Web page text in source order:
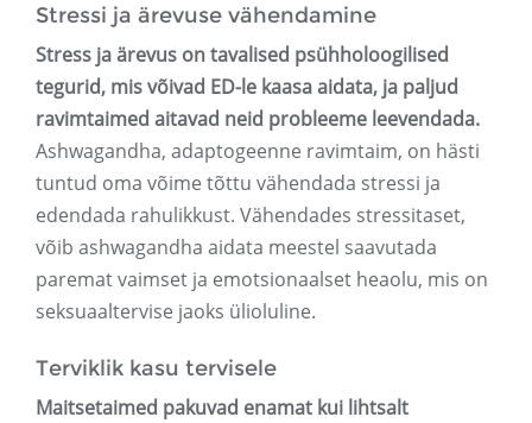
Stressi ja ärevuse vähendamine
Stress ja ärevus on tavalised psühholoogilised
tegurid, mis võivad ED-le kaasa aidata, ja paljud
ravimtaimed aitavad neid probleeme leevendada.
Ashwagandha, adaptogeenne ravimtaim, on hästi
tuntud oma võime tõttu vähendada stressi ja
edendada rahulikkust. Vähendades stressitaset,
võib ashwagandha aidata meestel saavutada
paremat vaimset ja emotsionaalset heaolu, mis on
seksuaaltervise jaoks ülioluline.
Terviklik kasu tervisele
Maitsetaimed pakuvad enamat kui lihtsalt